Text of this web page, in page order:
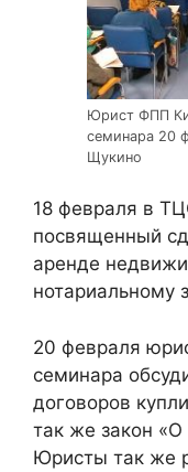
Юрист ФПП
семинара 20
Щукино
18 февраля в
посвященный
аренде
нотариальному
20 февраля
семинара
договоров
так же закон «О
Юристы так же